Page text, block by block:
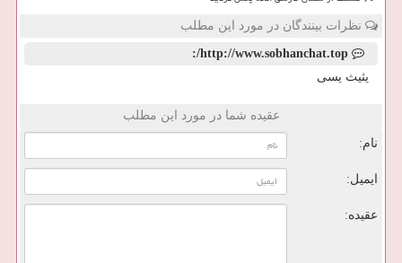
نظرات بینندگان در مورد این مطلب
http://www.sobhanchat.top/:
یثیث یسی
عقیده شما در مورد این مطلب
نام:
ایمیل:
عقیده: